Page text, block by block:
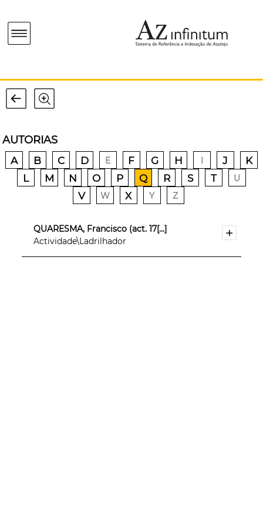
AUTORIAS
A B C D E F G H I J
K
L
M N O P Q R S T U
V W X Y Z
QUARESMA, Francisco (act. 17[...]
Actividade\Ladrilhador